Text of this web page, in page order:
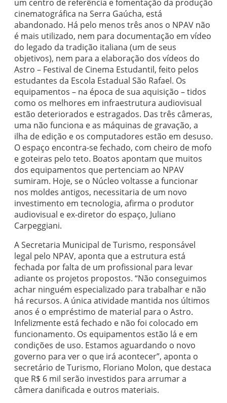
um centro de referência e fomentação da produção
cinematográfica na Serra Gaúcha, está
abandonado. Há pelo menos três anos o NPAV não
é mais utilizado, nem para documentação em vídeo
do legado da tradição italiana (um de seus
objetivos), nem para a elaboração dos vídeos do
Astro – Festival de Cinema Estudantil, feito pelos
estudantes da Escola Estadual São Rafael. Os
equipamentos – na época de sua aquisição – tidos
como os melhores em infraestrutura audiovisual
estão deteriorados e estragados. Das três câmeras,
uma não funciona e as máquinas de gravação, a
ilha de edição e os computadores estão em desuso.
O espaço encontra-se fechado, com cheiro de mofo
e goteiras pelo teto. Boatos apontam que muitos
dos equipamentos que pertenciam ao NPAV
sumiram. Hoje, se o Núcleo voltasse a funcionar
nos moldes antigos, necessitaria de um novo
investimento em tecnologia, afirma o produtor
audiovisual e ex-diretor do espaço, Juliano
Carpeggiani.
A Secretaria Municipal de Turismo, responsável
legal pelo NPAV, aponta que a estrutura está
fechada por falta de um profissional para levar
adiante os projetos propostos. “Não conseguimos
achar ninguém especializado para trabalhar e não
há recursos. A única atividade mantida nos últimos
anos é o empréstimo de material para o Astro.
Infelizmente está fechado e não foi colocado em
funcionamento. Os equipamentos estão lá e em
condições de uso. Estamos aguardando o novo
governo para ver o que irá acontecer”, aponta o
secretário de Turismo, Floriano Molon, que destaca
que R$ 6 mil serão investidos para arrumar a
câmera danificada e outros materiais.